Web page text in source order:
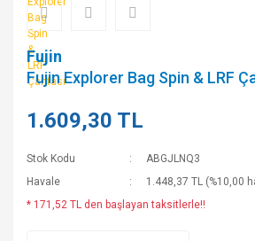
Fujin
Fujin Explorer Bag Spin & LRF
1.609,30 TL
Stok Kodu
ABGJLNQ3
Havale
1.448,37 TL (%10,00
* 171,52 TL den başlayan taksitlerle!!